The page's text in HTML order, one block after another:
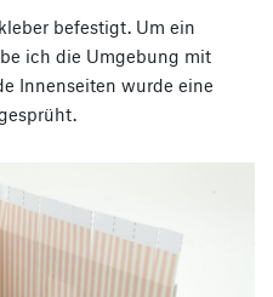
befestigt. Um ein
ich die Umgebung mit
Innenseiten wurde eine